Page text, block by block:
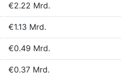
€2.22 Mrd.
€1.13 Mrd.
€0.49 Mrd.
€0.37 Mrd.